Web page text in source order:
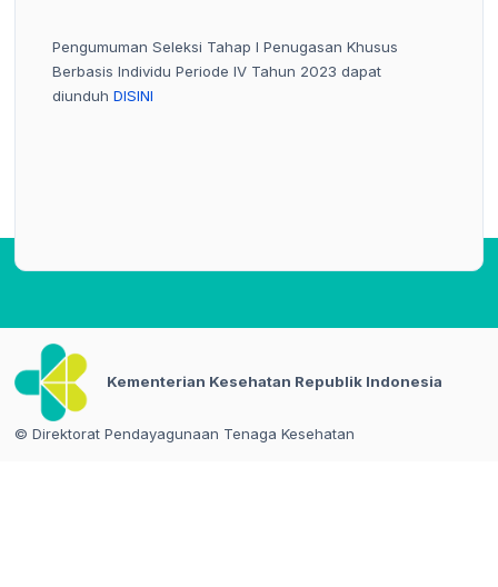
Pengumuman Seleksi Tahap I Penugasan Khusus
Berbasis Individu Periode IV Tahun 2023 dapat
diunduhDISINI
Kementerian Kesehatan Republik Indonesia
© Direktorat Pendayagunaan Tenaga Kesehatan